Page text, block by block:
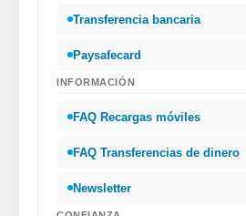
Transferencia bancaria
Paysafecard
INFORMACIÓN
FAQ Recargas móviles
FAQ Transferencias de dinero
Newsletter